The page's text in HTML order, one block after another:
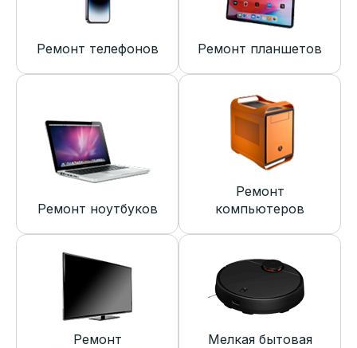
Ремонт телефонов Ремонт планшетов
Ремонт ноутбуков
Ремонт
компьютеров
Ремонт
Мелкая бытовая